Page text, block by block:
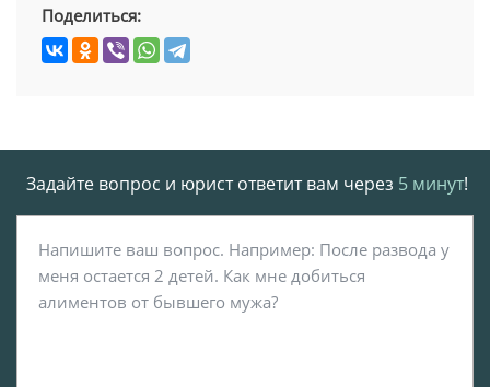
Поделиться:
Задайте вопрос и юрист ответит вам через 5 минут!